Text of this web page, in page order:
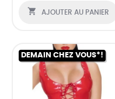
 AJOUTER AU PANIER
DEMAIN CHEZ VOUS*!